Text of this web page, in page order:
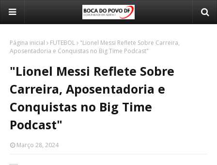
Página inicial FUTEBOL
"Lionel Messi Reflete Sobre Carreira,
Aposentadoria e Conquistas no Big Time Podcast"
"Lionel Messi Reflete Sobre
Carreira, Aposentadoria e
Conquistas no Big Time
Podcast"
Março 28, 2024